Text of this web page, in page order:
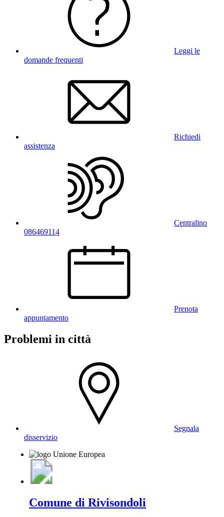
Leggi le
domande frequenti
Richiedi
assistenza
Centralino
086469114
Prenota
appuntamento
Problemi in città
Segnala
disservizio
Comune di Rivisondoli